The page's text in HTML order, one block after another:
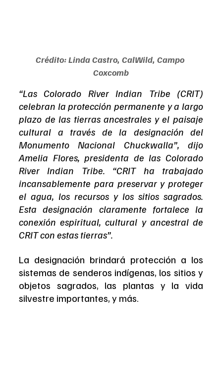
Crédito: Linda Castro, CalWild, Campo
Coxcomb
“Las Colorado River Indian Tribe (CRIT)
celebran la protección permanente y a largo
plazo de las tierras ancestrales y el paisaje
cultural a través de la designación del
Monumento Nacional Chuckwalla”, dijo
Amelia Flores, presidenta de las Colorado
River Indian Tribe. “CRIT ha trabajado
incansablemente para preservar y proteger
el agua, los recursos y los sitios sagrados.
Esta designación claramente fortalece la
conexión espiritual, cultural y ancestral de
CRIT con estas tierras”.
La designación brindará protección a los
sistemas de senderos indígenas, los sitios y
objetos sagrados, las plantas y la vida
silvestre importantes, y más.